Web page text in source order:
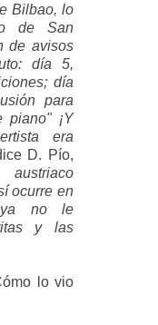
Bilbao, lo
de San
de avisos
día 5,
día
para
piano" ¡Y
era
D. Pío,
ocurre en
ya no le
y las
lo vio